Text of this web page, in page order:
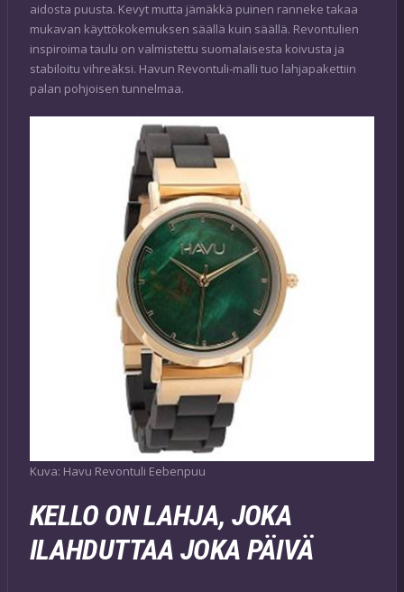
aidosta puusta. Kevyt mutta jämäkkä puinen ranneke takaa
mukavan käyttökokemuksen säällä kuin säällä. Revontulien
inspiroima taulu on valmistettu suomalaisesta koivusta ja
stabiloitu vihreäksi. Havun Revontuli-malli tuo lahjapakettiin
palan pohjoisen tunnelmaa.
Kuva: Havu Revontuli Eebenpuu
KELLO ON LAHJA, JOKA
ILAHDUTTAA JOKA PÄIVÄ